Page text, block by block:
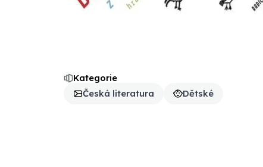
Kategorie
Česká literatura
Dětské